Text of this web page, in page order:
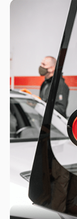
Sicherheit
Schäden
das die
wiederherstellt.